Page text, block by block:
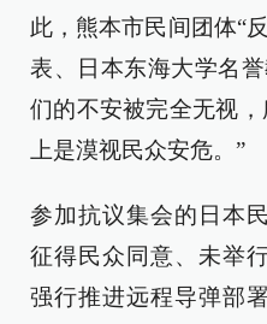
此，熊本市民间团体“
表、日本东海大学名
们的不安被完全无视，
上是漠视民众安危。”
参加抗议集会的日本
征得民众同意、未举
强行推进远程导弹部